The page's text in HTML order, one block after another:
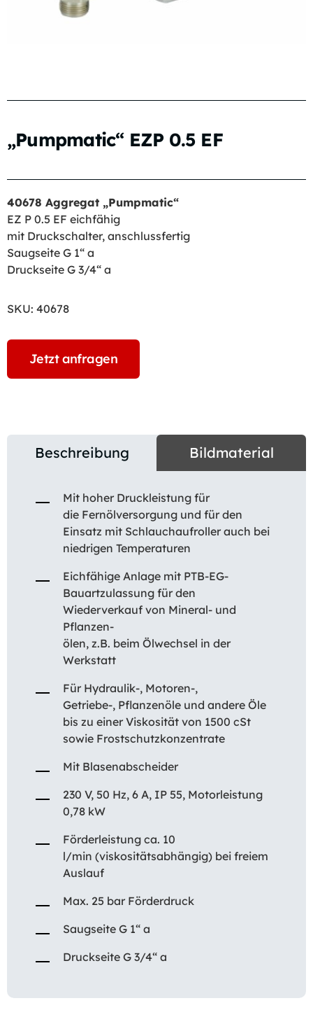
„Pumpmatic“ EZP 0.5 EF
40678 Aggregat „Pumpmatic“
EZ P 0.5 EF eichfähig
mit Druckschalter, anschlussfertig
Saugseite G 1“ a
Druckseite G 3/4“ a
SKU: 40678
Jetzt anfragen
Beschreibung Bildmaterial
Mit hoher Druckleistung für
die Fernölversorgung und für den
Einsatz mit Schlauchaufroller auch bei
niedrigen Temperaturen
Eichfähige Anlage mit PTB-EG-
Bauartzulassung für den
Wiederverkauf von Mineral- und
Pflanzen-
ölen, z.B. beim Ölwechsel in der
Werkstatt
Für Hydraulik-, Motoren-,
Getriebe-, Pflanzenöle und andere Öle
bis zu einer Viskosität von 1500 cSt
sowie Frostschutzkonzentrate
Mit Blasenabscheider
230 V, 50 Hz, 6 A, IP 55, Motorleistung
0,78 kW
Förderleistung ca. 10
l/min (viskositätsabhängig) bei freiem
Auslauf
Max. 25 bar Förderdruck
Saugseite G 1“ a
Druckseite G 3/4“ a